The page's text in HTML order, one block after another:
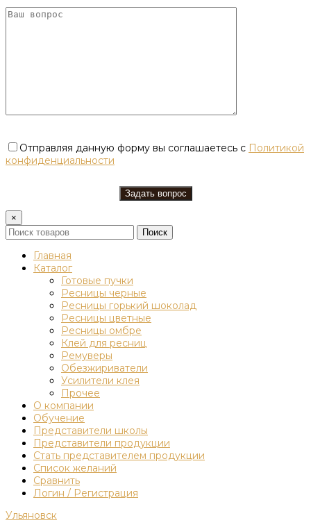
Отправляя данную форму вы соглашаетесь с Политикой
конфиденциальности
×
Поиск
Главная
Каталог
Готовые пучки
Ресницы черные
Ресницы горький шоколад
Ресницы цветные
Ресницы омбре
Клей для ресниц
Ремуверы
Обезжириватели
Усилители клея
Прочее
О компании
Обучение
Представители школы
Представители продукции
Стать представителем продукции
Список желаний
Сравнить
Логин / Регистрация
Ульяновск